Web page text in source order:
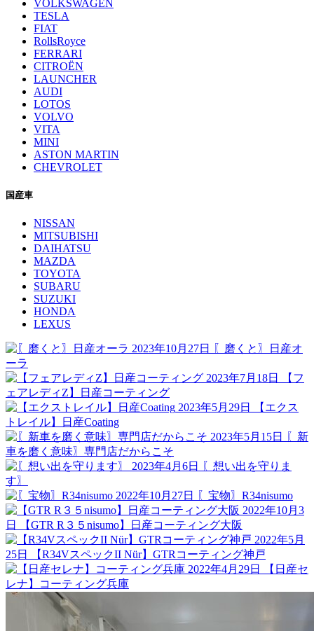
VOLKSWAGEN
TESLA
FIAT
RollsRoyce
FERRARI
CITROËN
LAUNCHER
AUDI
LOTOS
VOLVO
VITA
MINI
ASTON MARTIN
CHEVROLET
国産車
NISSAN
MITSUBISHI
DAIHATSU
MAZDA
TOYOTA
SUBARU
SUZUKI
HONDA
LEXUS
2023年10月27日
〖磨くと〗日産オ
ーラ
2023年7月18日
【フ
ェアレディZ】日産コーティング
2023年5月29日
【エクス
トレイル】日産Coating
2023年5月15日
〖新
車を磨く意味〗専門店だからこそ
2023年4月6日
〖想い出を守りま
す〗
2022年10月27日
〖宝物〗R34nisumo
2022年10月3
日
【GTR R３５nisumo】日産コーティング大阪
2022年5月
25日
【R34VスペックII Nür】GTRコーティング神戸
2022年4月29日
【日産セ
レナ】コーティング兵庫